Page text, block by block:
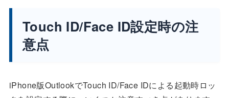
Touch ID/Face ID設定時の注
意点
iPhone版OutlookでTouch ID/Face IDによる起動時ロッ